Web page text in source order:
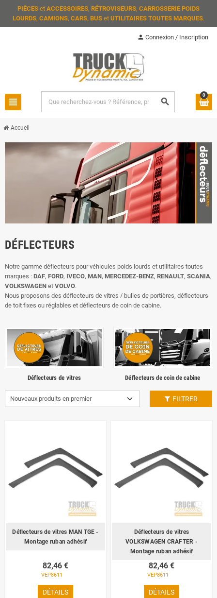
PIÈCES et ACCESSOIRES, RÉTROVISEURS, CARROSSERIE POIDS
LOURDS, CAMIONS, CARS, BUS et UTILITAIRES TOUTES MARQUES.
view_headline search
person Connexion / Inscription
0
Accueil
DÉFLECTEURS
Notre gamme déflecteurs pour véhicules poids lourds et utilitaires toutes
marques : DAF, FORD, IVECO, MAN, MERCEDEZ-BENZ, RENAULT, SCANIA,
VOLKSWAGEN et VOLVO.
Nous proposons des déflecteurs de vitres / bulles de portières, déflecteurs
de toit fixes ou réglables et déflecteurs de coin de cabine.
Déflecteurs de vitres Déflecteurs de coin de cabine
Nouveaux produits en premier FILTRER
Déflecteurs de vitres MAN TGE -
Montage ruban adhésif
82,46 €
VEP8611
DÉTAILS
Déflecteurs de vitres
VOLKSWAGEN CRAFTER -
Montage ruban adhésif
82,46 €
VEP8611
DÉTAILS